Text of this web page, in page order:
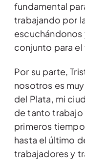
fundamental
trabajando por
conjunto para
Por su parte,
nosotros es
del Plata, mi
de tanto trabajo
primeros
hasta el último
trabajadores y